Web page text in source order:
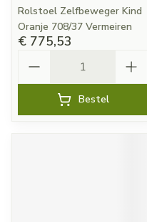
Rolstoel Zelfbeweger Kind
Oranje 708/37 Vermeiren
€ 775,53
Bestel